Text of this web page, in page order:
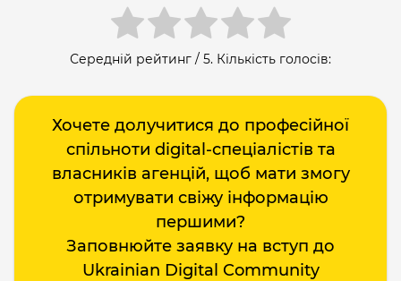
Середній рейтинг / 5. Кількість голосів:
Хочете долучитися до професійної
спільноти digital-спеціалістів та
власників агенцій, щоб мати змогу
отримувати свіжу інформацію
першими?
Заповнюйте заявку на вступ до
Ukrainian Digital Community